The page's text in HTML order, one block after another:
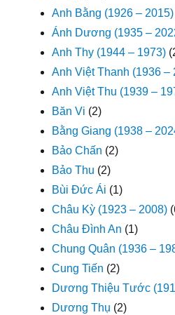
Anh Bằng (1926 – 2015)
Ánh Dương (1935 –
Anh Thy (1944 – 1973)
Anh Việt Thanh (1936 –
Anh Việt Thu (1939 –
Băn Vi (2)
Bằng Giang (1938 –
Bảo Chấn (2)
Bảo Thu (2)
Bùi Đức Ái (1)
Châu Kỳ (1923 – 2008)
Châu Đình An (1)
Chung Quân (1936 –
Cung Tiến (2)
Dương Thiệu Tước
Dương Thụ (2)